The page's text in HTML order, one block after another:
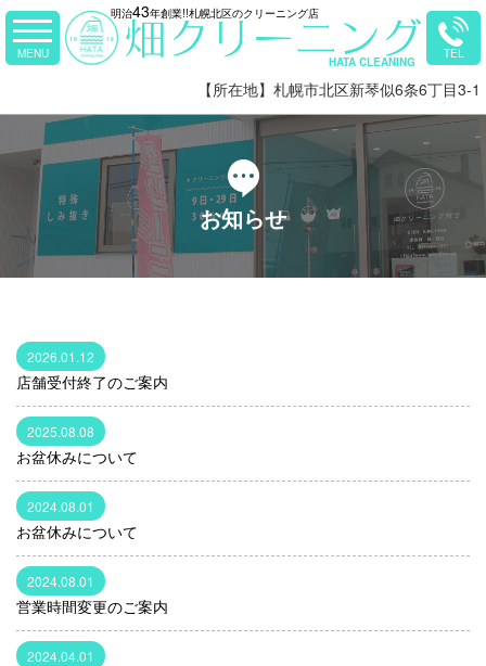
明治43年創業!!札幌北区のクリーニング店
【所在地】札幌市北区新琴似6条6丁目3-1
お知らせ
2026.01.12
店舗受付終了のご案内
2025.08.08
お盆休みについて
2024.08.01
お盆休みについて
2024.08.01
営業時間変更のご案内
2024.04.01